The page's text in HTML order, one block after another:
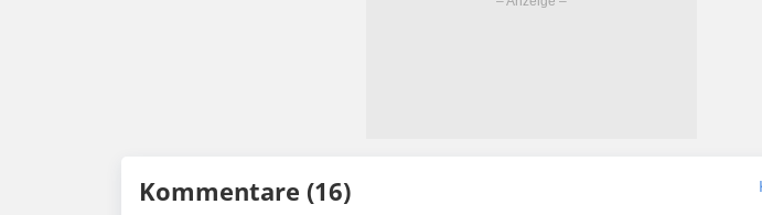
Kommentare (16)